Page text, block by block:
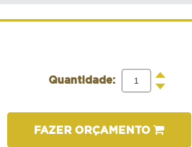
Quantidade:
+
-
FAZER ORÇAMENTO